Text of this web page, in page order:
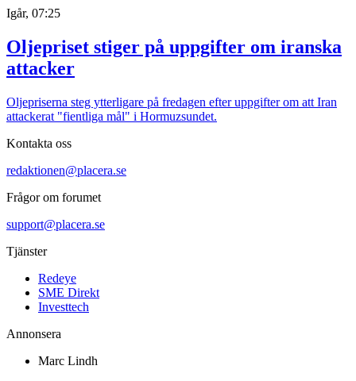
Igår, 07:25
Oljepriset stiger på uppgifter om iranska
attacker
Oljepriserna steg ytterligare på fredagen efter uppgifter om att Iran
attackerat "fientliga mål" i Hormuzsundet.
Kontakta oss
redaktionen@placera.se
Frågor om forumet
support@placera.se
Tjänster
Redeye
SME Direkt
Investtech
Annonsera
Marc Lindh